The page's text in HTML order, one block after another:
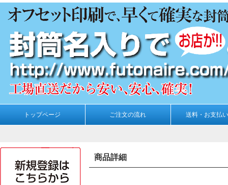
トップページ ご注文の流れ 送料・お支払
商品詳細